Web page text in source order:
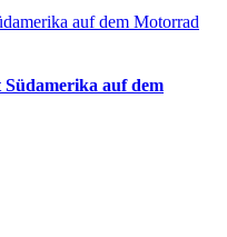
auf dem Motorrad
auf dem